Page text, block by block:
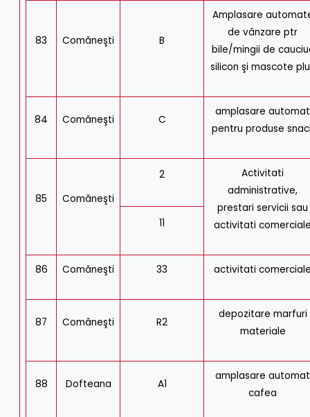
83 Comăneşti B
Amplasare
de vânzare ptr
bile/mingii de
silicon şi mascote
84 Comăneşti C
amplasare automat
pentru produse
85 Comăneşti
2
Activitati
administrative,
prestari servicii sau
activitati
11
86 Comăneşti 33 activitati
87 Comăneşti R2
depozitare marfuri
materiale
88 Dofteana A1
amplasare automat
cafea